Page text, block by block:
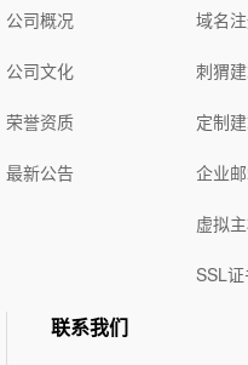
公司概况
公司文化
荣誉资质
最新公告
域名
刺猬
定制
企业
虚拟
SSL
联系我们